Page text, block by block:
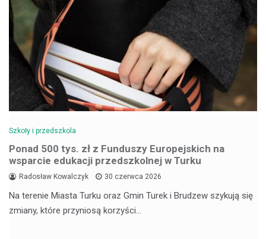
Szkoły i przedszkola
Ponad 500 tys. zł z Funduszy Europejskich na
wsparcie edukacji przedszkolnej w Turku
Radosław Kowalczyk 30 czerwca 2026
Na terenie Miasta Turku oraz Gmin Turek i Brudzew szykują się
zmiany, które przyniosą korzyści…